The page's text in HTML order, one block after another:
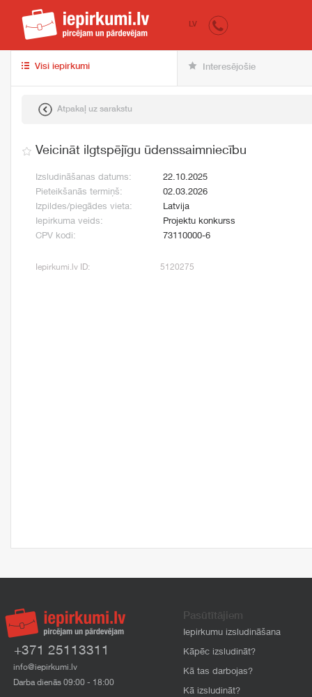
iepirkumi.lv
LV
Visi iepirkumi Interesējošie
Atpakaļ uz sarakstu
Veicināt ilgtspējīgu ūdenssaimniecību
Izsludināšanas datums:
22.10.2025
Pieteikšanās termiņš:
02.03.2026
Izpildes/piegādes vieta:
Latvija
Iepirkuma veids:
Projektu konkurss
CPV kodi:
73110000-6
Iepirkumi.lv ID: 5120275
+371 25113311
info@iepirkumi.lv
Darba dienās 09:00 - 18:00
Pasūtītājiem
Iepirkumu izsludināšana
Kāpēc izsludināt?
Kā tas darbojas?
Kā izsludināt?